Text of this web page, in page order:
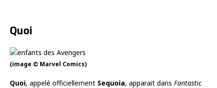
Quoi
(image © Marvel Comics)
Quoi, appelé officiellement Sequoia, apparait dans Fantastic